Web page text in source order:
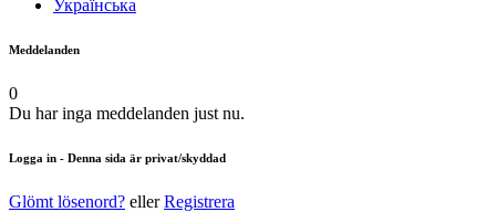
Українська
Meddelanden
0
Du har inga meddelanden just nu.
Logga in - Denna sida är privat/skyddad
Glömt lösenord? ellerRegistrera